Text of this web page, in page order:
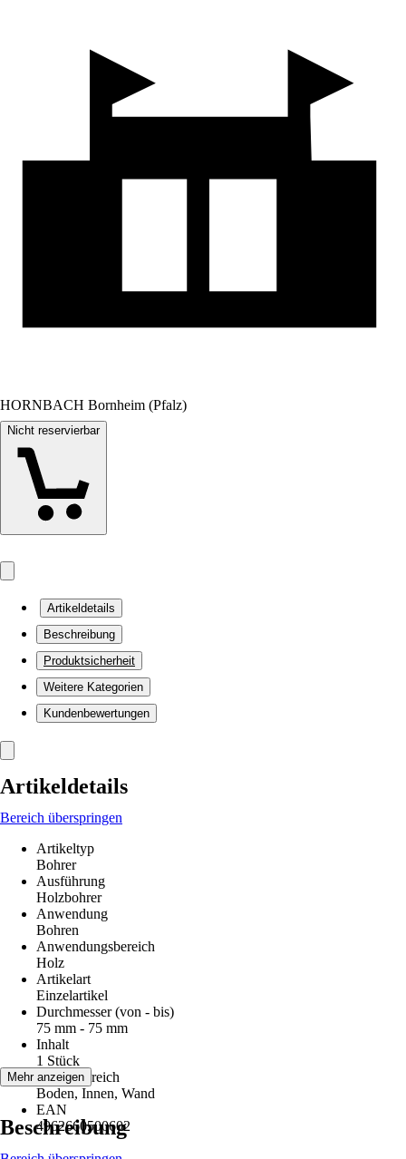
HORNBACH Bornheim (Pfalz)
Nicht reservierbar
Artikeldetails
Beschreibung
Produktsicherheit
Weitere Kategorien
Kundenbewertungen
Artikeldetails
Bereich überspringen
Artikeltyp
Bohrer
Ausführung
Holzbohrer
Anwendung
Bohren
Anwendungsbereich
Holz
Artikelart
Einzelartikel
Durchmesser (von - bis)
75 mm - 75 mm
Inhalt
1 Stück
Einsatzbereich
Boden, Innen, Wand
EAN
4962660500602
Mehr anzeigen
Beschreibung